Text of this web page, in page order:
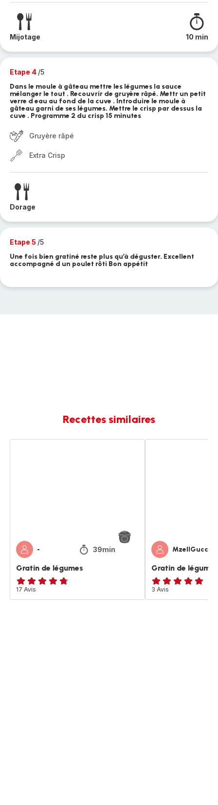
Mijotage 10 min
Etape 4 /5
Dans le moule à gâteau mettre les légumes la sauce
mélanger le tout . Recouvrir de gruyère râpé. Mettr un petit
verre d eau au fond de la cuve . Introduire le moule à
gâteau garni de ses légumes. Mettre le crisp par dessus la
cuve . Programme 2 du crisp 15 minutes
Gruyère râpé
Extra Crisp
Dorage
Etape 5 /5
Une fois bien gratiné reste plus qu’à déguster. Excellent
accompagné d un poulet rôti Bon appétit
Recettes similaires
- 39min
Gratin de légumes
ratings.4.7
17 Avis
MzellGucci
Gratin de légumes
Avis
5
3 Avis